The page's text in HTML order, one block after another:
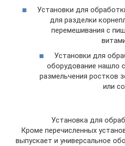
Установки для
для разделки
перемешивания с
Установки для
оборудование нашло
размельчения ростков
или
Установка для
Кроме перечисленных
выпускает и универсальное